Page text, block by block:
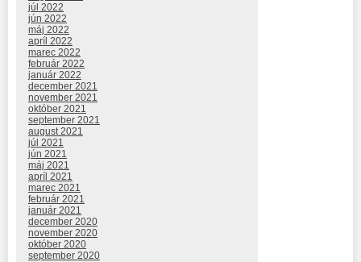
júl 2022
jún 2022
máj 2022
apríl 2022
marec 2022
február 2022
január 2022
december 2021
november 2021
október 2021
september 2021
august 2021
júl 2021
jún 2021
máj 2021
apríl 2021
marec 2021
február 2021
január 2021
december 2020
november 2020
október 2020
september 2020